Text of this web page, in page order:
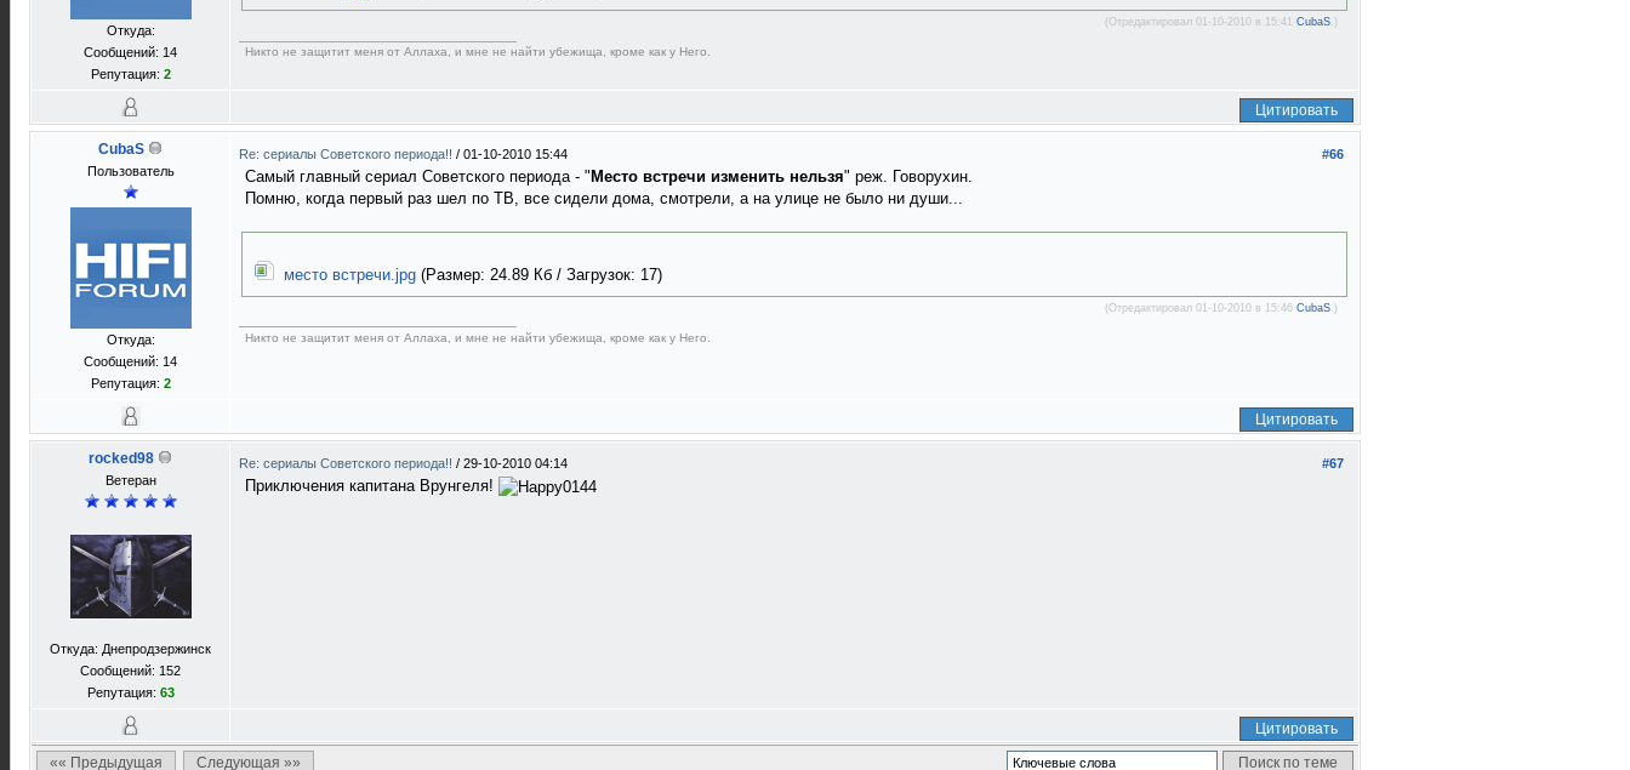
Откуда:
Сообщений: 14
Репутация: 2
(Отредактировал 01-10-2010 в 15:41 CubaS.)
Никто не защитит меня от Аллаха, и мне не найти убежища, кроме как у Него.
Цитировать
CubaS
Пользователь
Откуда:
Сообщений: 14
Репутация: 2
#66
Re: сериалы Советского периода!! / 01-10-2010 15:44
Самый главный сериал Советского периода - " Место встречи изменить нельзя" реж. Говорухин.
Помню, когда первый раз шел по ТВ, все сидели дома, смотрели, а на улице не было ни души...
место встречи.jpg(Размер: 24.89 Кб / Загрузок: 17)
(Отредактировал 01-10-2010 в 15:46 CubaS .)
Никто не защитит меня от Аллаха, и мне не найти убежища, кроме как у Него.
Цитировать
rocked98
Ветеран
Откуда: Днепродзержинск
Сообщений: 152
Репутация: 63
#67
Re: сериалы Советского периода!! / 29-10-2010 04:14
Приключения капитана Врунгеля!
Цитировать
«« Предыдущая
Следующая »»